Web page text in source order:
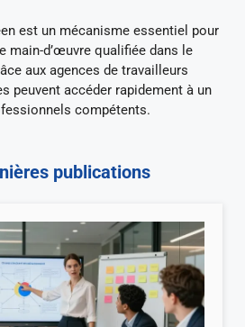
est un mécanisme essentiel pour
main-d’œuvre qualifiée dans le
aux agences de travailleurs
peuvent accéder rapidement à un
compétents.
publications